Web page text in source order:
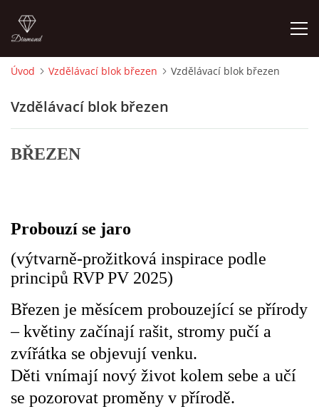
O MĚ
NOVINKY ZE ŠKOLSTVÍ 2025
ROČNÍ PLÁN - INSPIRACE /DLE NOVÉHO RVP PV 2025
VZDĚLÁVACÍ BLOK ZÁŘÍ
VZDĚLÁVACÍ BLOK ŘÍJEN
Úvod Vzdělávací blok březen Vzdělávací blok březen
Vzdělávací blok březen
BŘEZEN
Probouzí se jaro
(výtvarně-prožitková inspirace podle
principů RVP PV 2025)
Březen je měsícem probouzející se přírody
– květiny začínají rašit, stromy pučí a
zvířátka se objevují venku.
Děti vnímají nový život kolem sebe a učí
se pozorovat proměny v přírodě.